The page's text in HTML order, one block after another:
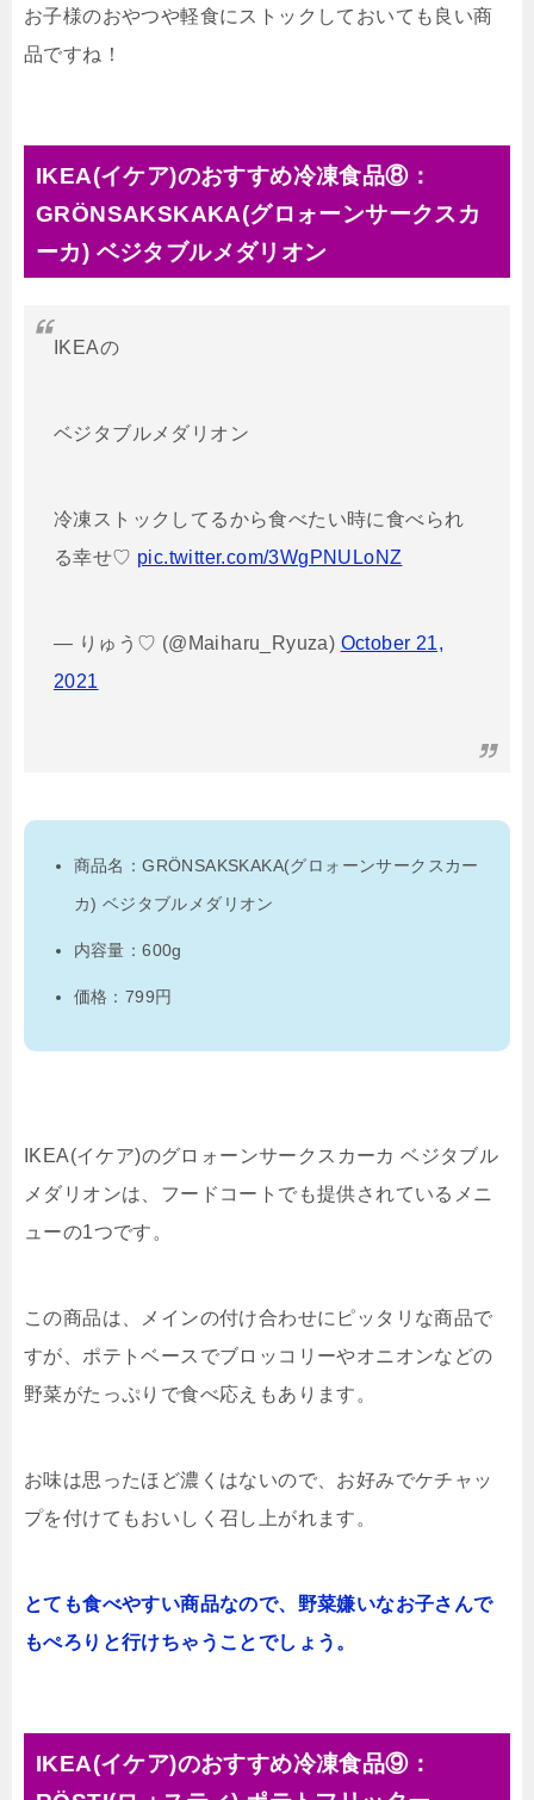
お子様のおやつや軽食にストックしておいても良い商
品ですね！
IKEA(イケア)のおすすめ冷凍食品⑧：
GRÖNSAKSKAKA(グロォーンサークスカ
ーカ) ベジタブルメダリオン
IKEAの
ベジタブルメダリオン
冷凍ストックしてるから食べたい時に食べられ
る幸せ♡ pic.twitter.com/3WgPNULoNZ
— りゅう♡ (@Maiharu_Ryuza) October 21,
2021
商品名：GRÖNSAKSKAKA(グロォーンサークスカー
カ) ベジタブルメダリオン
内容量：600g
価格：799円
IKEA(イケア)のグロォーンサークスカーカ ベジタブル
メダリオンは、フードコートでも提供されているメニ
ューの1つです。
この商品は、メインの付け合わせにピッタリな商品で
すが、ポテトベースでブロッコリーやオニオンなどの
野菜がたっぷりで食べ応えもあります。
お味は思ったほど濃くはないので、お好みでケチャッ
プを付けてもおいしく召し上がれます。
とても食べやすい商品なので、野菜嫌いなお子さんで
もぺろりと行けちゃうことでしょう。
IKEA(イケア)のおすすめ冷凍食品⑨：